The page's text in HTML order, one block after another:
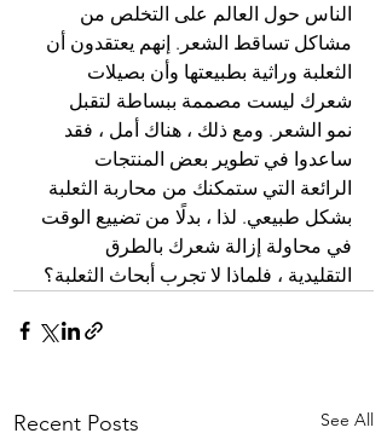
الناس حول العالم على التخلص من
مشاكل تساقط الشعر. إنهم يعتقدون أن
الثعلبة وراثية بطبيعتها وأن بصيلات
شعرك ليست مصممة ببساطة لتقبل
نمو الشعر. ومع ذلك ، هناك أمل ، فقد
ساعدوا في تطوير بعض المنتجات
الرائعة التي ستمكنك من محاربة الثعلبة
بشكل طبيعي. لذا ، بدلًا من تضييع الوقت
في محاولة إزالة شعرك بالطرق
التقليدية ، فلماذا لا تجرب أبحاث الثعلبة؟
Recent Posts See All